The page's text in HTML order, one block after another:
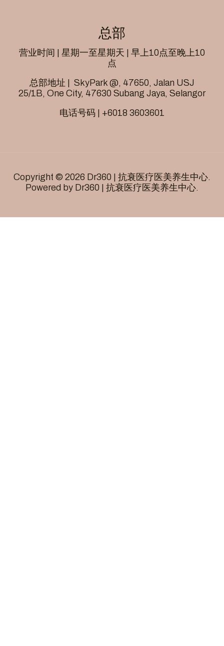
总部
营业时间 | 星期一至星期天 | 早上10点至晚上10
点
总部地址 |
SkyPark @, 47650, Jalan USJ
25/1B, One City, 47630 Subang Jaya, Selangor
电话号码 | +6018 3603601
Copyright © 2026 Dr360 | 抗衰医疗医美养生中心.
Powered by Dr360 | 抗衰医疗医美养生中心.